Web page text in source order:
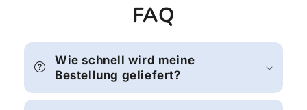
FAQ
Wie schnell wird meine
Bestellung geliefert?